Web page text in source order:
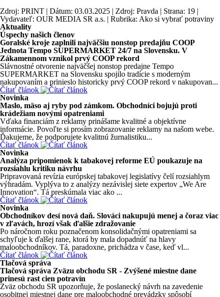
Zdroj: PRINT | Dátum: 03.03.2025 | Zdroj: Pravda | Strana: 19 |
Vydavateľ: OUR MEDIA SR a.s. | Rubrika: Ako si vybrať potraviny
Aktuality
Úspechy našich členov
Goralské kroje zaplnili najväčšiu nonstop predajňu COOP
Jednota Tempo SUPERMARKET 24/7 na Slovensku. V
Zákamennom vznikol prvý COOP rekord
Slávnostné otvorenie najväčšej nonstop predajne Tempo
SUPERMARKET na Slovensku spojilo tradície s moderným
nakupovaním a prinieslo historicky prvý COOP rekord v nakupovan...
Čítať článok
Novinka
Maslo, mäso aj ryby pod zámkom. Obchodníci bojujú proti
krádežiam novými opatreniami
Vďaka financiám z reklamy prinášame kvalitné a objektívne
informácie. Povoľte si prosím zobrazovanie reklamy na našom webe.
Ďakujeme, že podporujete kvalitnú žurnalistiku...
Čítať článok
Novinka
Analýza pripomienok k tabakovej reforme EÚ poukazuje na
rozsiahlu kritiku návrhu
Pripravovaná revízia európskej tabakovej legislatívy čelí rozsiahlym
výhradám. Vyplýva to z analýzy nezávislej siete expertov „We Are
Innovation“. Tá preskúmala viac ako ...
Čítať článok
Novinka
Obchodníkov desí nová daň. Slováci nakupujú menej a čoraz viac
v zľavách, hrozí však ďalšie zdražovanie
Po náročnom roku poznačenom konsolidačnými opatreniami sa
schyľuje k ďalšej rane, ktorá by mala dopadnúť na hlavy
maloobchodníkov. Tá, paradoxne, prichádza v čase, keď vl...
Čítať článok
Tlačová správa
Tlačová správa Zväzu obchodu SR - Zvýšené miestne dane
prinesú rast cien potravín
Zväz obchodu SR upozorňuje, že poslanecký návrh na zavedenie
osobitnej miestnej dane pre maloobchodné prevádzky spôsobí